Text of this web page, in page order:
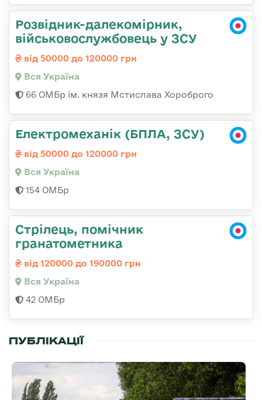
Розвідник-далекомірник,
військовослужбовець у ЗСУ
від 50000 до 120000 грн
Вся Україна
66 ОМБр ім. князя Мстислава Хороброго
Електромеханік (БПЛА, ЗСУ)
від 50000 до 120000 грн
Вся Україна
154 ОМБр
Стрілець, помічник
гранатометника
від 120000 до 190000 грн
Вся Україна
42 ОМБр
ПУБЛІКАЦІЇ